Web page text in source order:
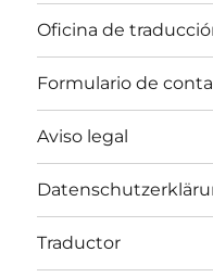
Oficina de
Formulario de
Aviso legal
Traductor